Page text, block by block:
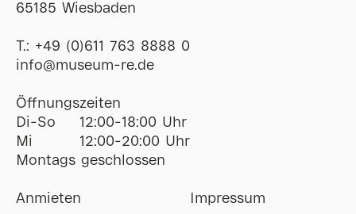
65185 Wiesbaden
T.: +49 (0)611 763 8888 0
ofni@museum-re de
Öffnungszeiten
Di-So
12:00-18:00 Uhr
Mi
12:00-20:00 Uhr
Montags geschlossen
Anmieten Impressum